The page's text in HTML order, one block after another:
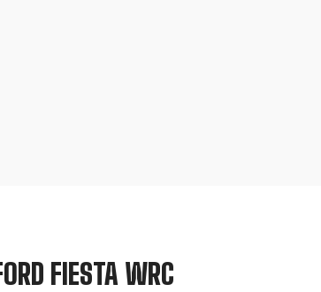
FIESTA WRC